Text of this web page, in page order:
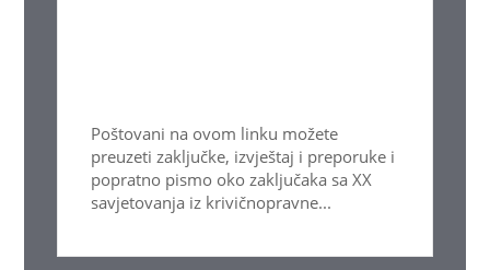
Poštovani na ovom linku možete
preuzeti zaključke, izvještaj i preporuke i
popratno pismo oko zaključaka sa XX
savjetovanja iz krivičnopravne...